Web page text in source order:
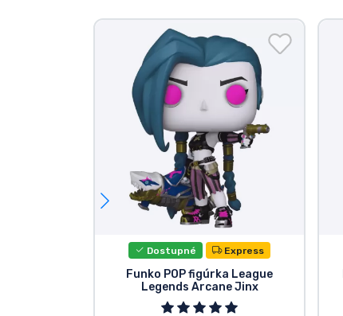
Dostupné Express
Funko POP figúrka League
Legends Arcane Jinx